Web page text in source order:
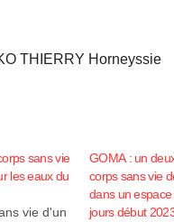
THIERRY Horneyssie
sans vie
les eaux du
vie d'un
GOMA : un
corps sans vie
dans un espace
jours début